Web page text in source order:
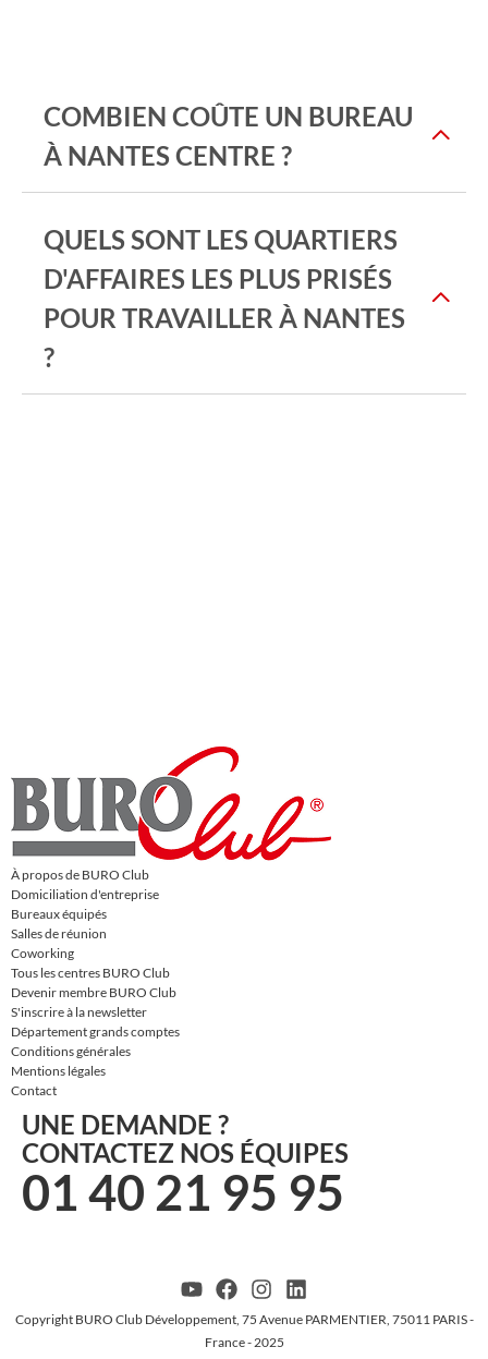
COMBIEN COÛTE UN BUREAU
À NANTES CENTRE ?
QUELS SONT LES QUARTIERS
D'AFFAIRES LES PLUS PRISÉS
POUR TRAVAILLER À NANTES
?
À propos de BURO Club
Domiciliation d'entreprise
Bureaux équipés
Salles de réunion
Coworking
Tous les centres BURO Club
Devenir membre BURO Club
S'inscrire à la newsletter
Département grands comptes
Conditions générales
Mentions légales
Contact
UNE DEMANDE ?
CONTACTEZ NOS ÉQUIPES
01 40 21 95 95
Copyright BURO Club Développement, 75 Avenue PARMENTIER, 75011 PARIS -
France - 2025